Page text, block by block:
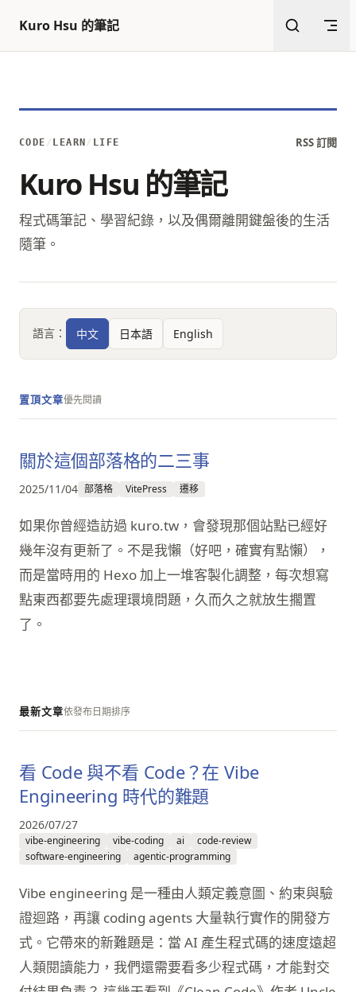
跳至內容
Kuro Hsu 的筆記
返回頂部
CODE / LEARN / LIFE RSS 訂閱
Kuro Hsu 的筆記
程式碼筆記、學習紀錄，以及偶爾離開鍵盤後的生活
隨筆。
語言： 中文 日本語 English
置頂文章優先閱讀
關於這個部落格的二三事
2025/11/04 部落格 VitePress 遷移
如果你曾經造訪過 kuro.tw，會發現那個站點已經好
幾年沒有更新了。不是我懶（好吧，確實有點懶），
而是當時用的 Hexo 加上一堆客製化調整，每次想寫
點東西都要先處理環境問題，久而久之就放生擱置
了。
最新文章依發布日期排序
看 Code 與不看 Code？在 Vibe
Engineering 時代的難題
2026/07/27
vibe-engineering vibe-coding ai
code-review
software-engineering
agentic-programming
Vibe engineering 是一種由人類定義意圖、約束與驗
證迴路，再讓 coding agents 大量執行實作的開發方
式。它帶來的新難題是：當 AI 產生程式碼的速度遠超
人類閱讀能力，我們還需要看多少程式碼，才能對交